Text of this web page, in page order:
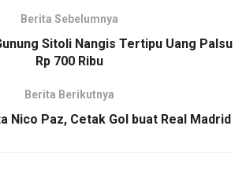
Berita Sebelumnya
Sitoli Nangis Tertipu Uang Palsu
Rp 700 Ribu
Berita Berikutnya
Nico Paz, Cetak Gol buat Real Madrid